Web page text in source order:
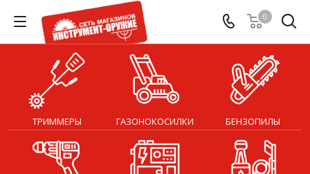
0
ТРИММЕРЫ ГАЗОНОКОСИЛКИ БЕНЗОПИЛЫ